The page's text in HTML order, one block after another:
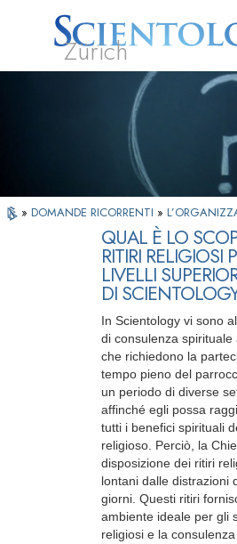
Zürich
Che cos’è
Scientology?
» DOMANDE RICORRENTI »
QUAL È LO
RITIRI RELIGIOSI
LIVELLI
DI
In Scientology vi sono
di consulenza spirituale
che richiedono la
tempo pieno del
un periodo di diverse
affinché egli possa
tutti i benefici spirituali
religioso. Perciò, la
disposizione dei ritiri
lontani dalle distrazioni
giorni. Questi ritiri
ambiente ideale per gli
religiosi e la